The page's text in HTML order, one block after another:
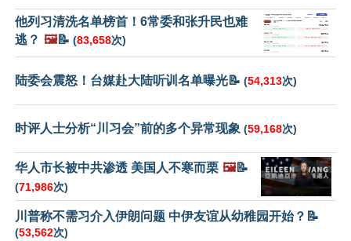
他列习清洗名单榜首！6常委和张升民也难
逃？ 🖼️📝 (83,658次)
陆委会震怒！台媒赴大陆听训名单曝光📝 (54,313次)
时评人士分析“川习会”前的多个异常现象 (59,168次)
华人市长被中共渗透 美国人不寒而栗 🖼️📝
(71,986次)
川普称不需习介入伊朗问题 中伊友谊从幼稚园开始？📝
(53,562次)